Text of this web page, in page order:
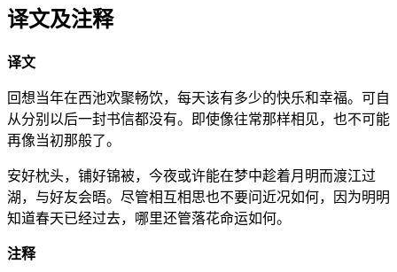
译文及注释
译文
回想当年在西池欢聚畅饮，每天该有多少的快乐和幸福。可自
从分别以后一封书信都没有。即使像往常那样相见，也不可能
再像当初那般了。
安好枕头，铺好锦被，今夜或许能在梦中趁着月明而渡江过
湖，与好友会晤。尽管相互相思也不要问近况如何，因为明明
知道春天已经过去，哪里还管落花命运如何。
注释